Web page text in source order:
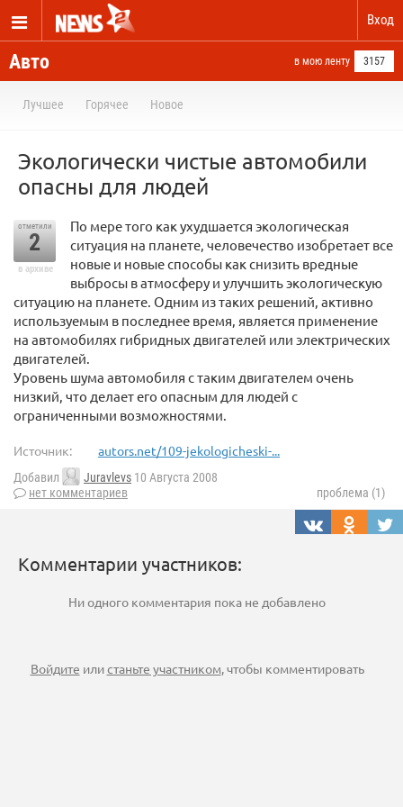
Вход
Авто в мою ленту 3157
Лучшее Горячее Новое
Экологически чистые автомобили
опасны для людей
отметили
2
в архиве
По мере того как ухудшается экологическая
ситуация на планете, человечество изобретает все
новые и новые способы как снизить вредные
выбросы в атмосферу и улучшить экологическую
ситуацию на планете. Одним из таких решений, активно
используемым в последнее время, является применение
на автомобилях гибридных двигателей или электрических
двигателей.
Уровень шума автомобиля с таким двигателем очень
низкий, что делает его опасным для людей с
ограниченными возможностями.
Источник: autors.net/109-jekologicheski-...
Добавил Juravlevs 10 Августа 2008
нет комментариев
проблема (1)
Комментарии участников:
Ни одного комментария пока не добавлено
Войдите илистаньте участником, чтобы комментировать